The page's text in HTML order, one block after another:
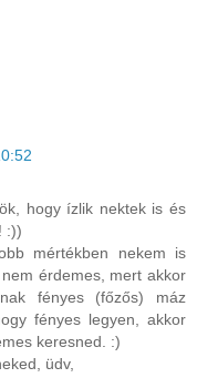
hogy ízlik nektek is és
:))
mértékben nekem is
érdemes, mert akkor
fényes (főzős) máz
fényes legyen, akkor
keresned. :)
üdv,